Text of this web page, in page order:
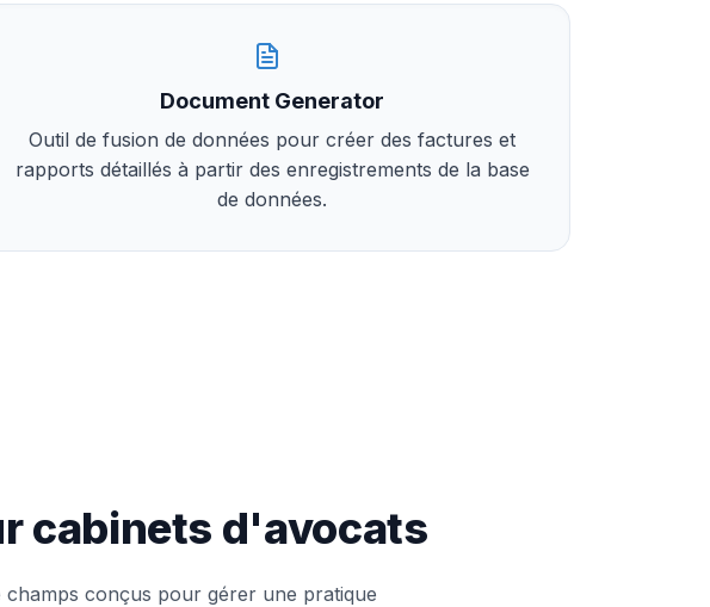
Document Generator
Outil de fusion de données pour créer des factures et
rapports détaillés à partir des enregistrements de la base
de données.
cabinets d'avocats
conçus pour gérer une pratique